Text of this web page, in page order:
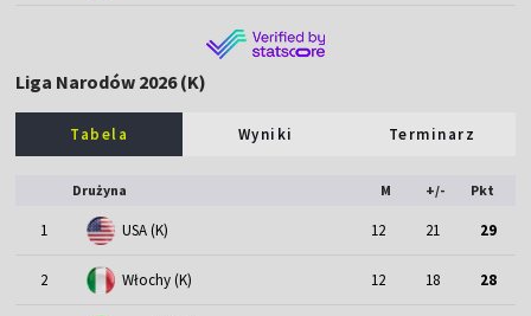
Liga Narodów 2026 (K)
Tabela Wyniki Terminarz
Drużyna M +/- Pkt
1 USA (K) 12 21 29
2 Włochy (K) 12 18 28